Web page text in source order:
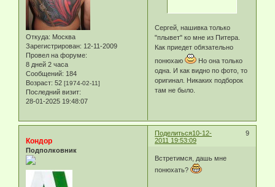
Откуда: Москва
Зарегистрирован: 12-11-2009
Провел на форуме:
8 дней 2 часа
Сообщений: 184
Возраст: 52 [1974-02-11]
Последний визит:
28-01-2025 19:48:07
Сергей, нашивка только
"плывет" ко мне из Питера.
Как приедет обязательно
понюхаю
Но она только
одна. И как видно по фото, то
оригинал. Никаких подборок
там не было.
Поделиться 9
10-12-
2011 19:53:09
Кондор
Подполковник
Встретимся, дашь мне
понюхать?